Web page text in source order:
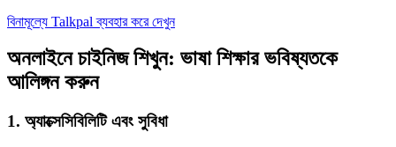
বিনামূল্যে Talkpal ব্যবহার করে দেখুন
অনলাইনে চাইনিজ শিখুন: ভাষা শিক্ষার ভবিষ্যতকে
আলিঙ্গন করুন
1. অ্যাক্সেসিবিলিটি এবং সুবিধা